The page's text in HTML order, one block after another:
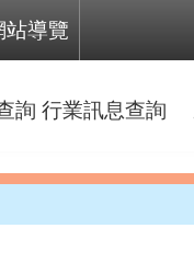
站導覽
詢 行業訊息查詢